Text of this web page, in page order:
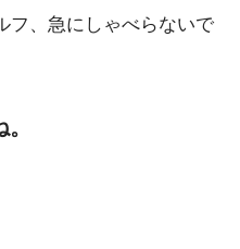
フ、急にしゃべらないで